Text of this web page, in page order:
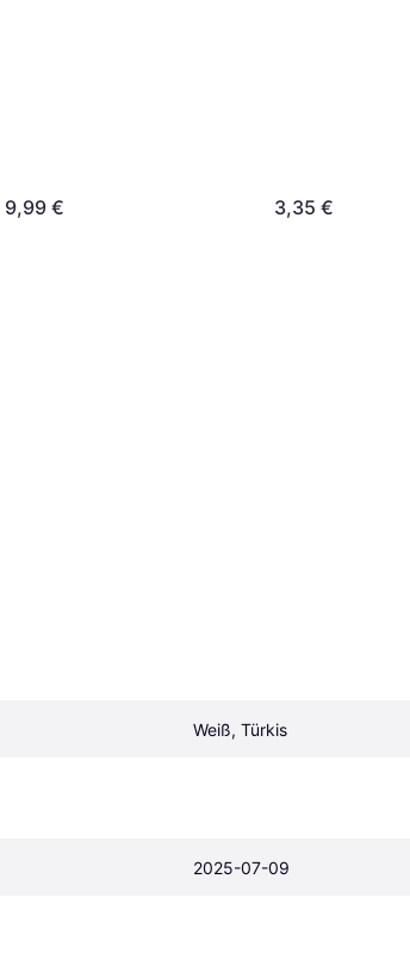
9,99 € 3,35 €
Weiß, Türkis
2025-07-09